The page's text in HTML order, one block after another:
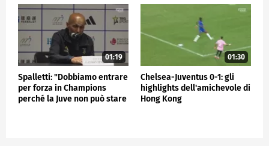
01:19
Spalletti: "Dobbiamo entrare
per forza in Champions
perché la Juve non può stare
01:30
Chelsea-Juventus 0-1: gli
highlights dell'amichevole di
Hong Kong